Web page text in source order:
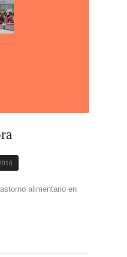
alimentario en